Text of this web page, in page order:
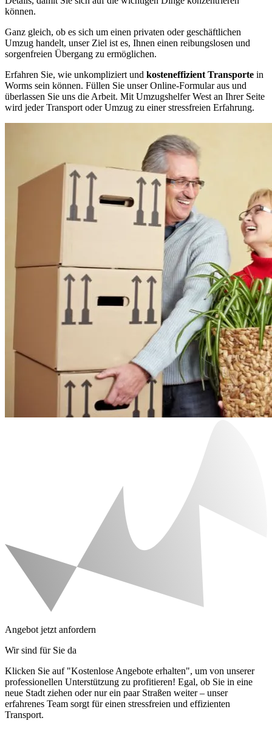
können.
Ganz gleich, ob es sich um einen privaten oder geschäftlichen
Umzug handelt, unser Ziel ist es, Ihnen einen reibungslosen und
sorgenfreien Übergang zu ermöglichen.
Erfahren Sie, wie unkompliziert und kosteneffizient Transporte in
Worms sein können. Füllen Sie unser Online-Formular aus und
überlassen Sie uns die Arbeit. Mit Umzugshelfer West an Ihrer Seite
wird jeder Transport oder Umzug zu einer stressfreien Erfahrung.
Angebot jetzt anfordern
Wir sind für Sie da
Klicken Sie auf "Kostenlose Angebote erhalten", um von unserer
professionellen Unterstützung zu profitieren! Egal, ob Sie in eine
neue Stadt ziehen oder nur ein paar Straßen weiter – unser
erfahrenes Team sorgt für einen stressfreien und effizienten
Transport.